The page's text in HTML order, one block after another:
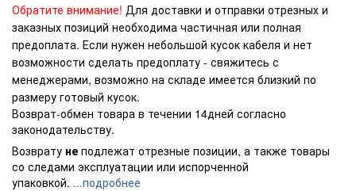
Обратите внимание! Для доставки и отправки отрезных и
заказных позиций необходима частичная или полная
предоплата. Если нужен небольшой кусок кабеля и нет
возможности сделать предоплату - свяжитесь с
менеджерами, возможно на складе имеется близкий по
размеру готовый кусок.
Возврат-обмен товара в течении 14дней согласно
законодательству.
Возврату не подлежат отрезные позиции, а также товары
со следами эксплуатации или испорченной
упаковкой. ...подробнее